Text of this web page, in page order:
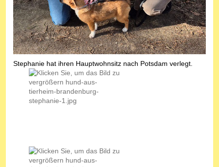
Stephanie hat ihren Hauptwohnsitz nach Potsdam verlegt.